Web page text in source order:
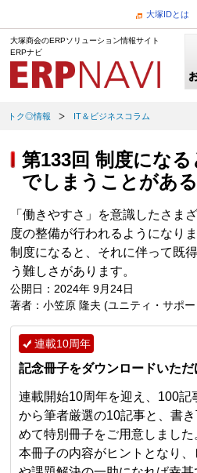
大塚IDとは
大塚商会のERPソリューション情報サイト
ERPナビ
トク◎情報 IT＆ビジネスコラム
第133回 制度にな
でしまうことがあ
「働きやすさ」を意識したさま
度の整備が行われるようになり
制度になると、それに伴って既
う難しさがあります。
公開日：2024年 9月24日
著者：小笠原 隆夫 (ユニティ・サポ
連載10周年
記念冊子をダウンロードいただ
連載開始10周年を迎え、100記
から筆者厳選の10記事と、書
めて特別冊子をご用意しました
本冊子の内容がヒントとなり